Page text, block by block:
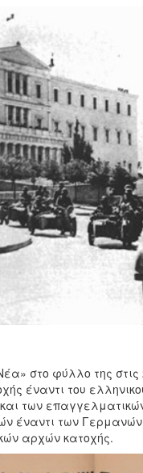
στο φύλλο της
έναντι του
των
έναντι των
αρχών κατοχής.